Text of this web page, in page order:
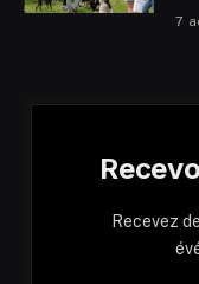
7
Recevez